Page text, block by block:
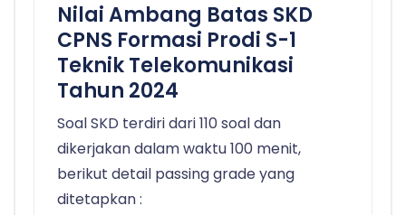
Nilai Ambang Batas SKD
CPNS Formasi Prodi S-1
Teknik Telekomunikasi
Tahun 2024
Soal SKD terdiri dari 110 soal dan
dikerjakan dalam waktu 100 menit,
berikut detail passing grade yang
ditetapkan :